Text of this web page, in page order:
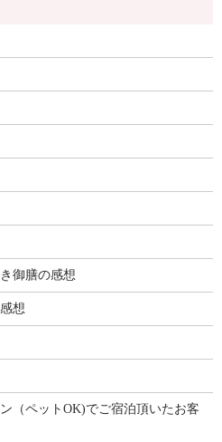
御膳の感想
想
（ペットOK)でご宿泊頂いたお客